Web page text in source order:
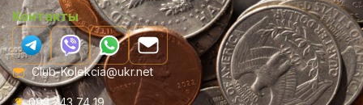
Контакты
Club-Kolekcia@ukr.net
093 243 74 19